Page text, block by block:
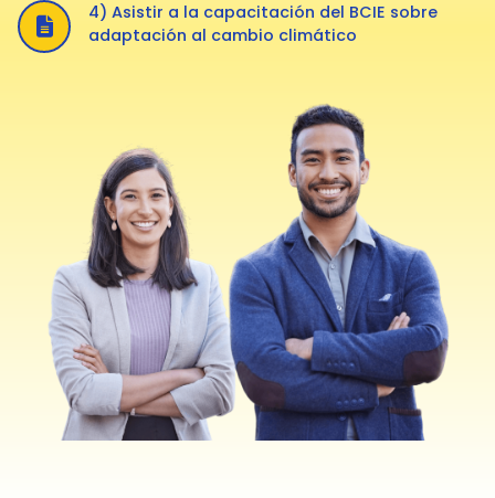
4) Asistir a la capacitación del BCIE sobre
adaptación al cambio climático